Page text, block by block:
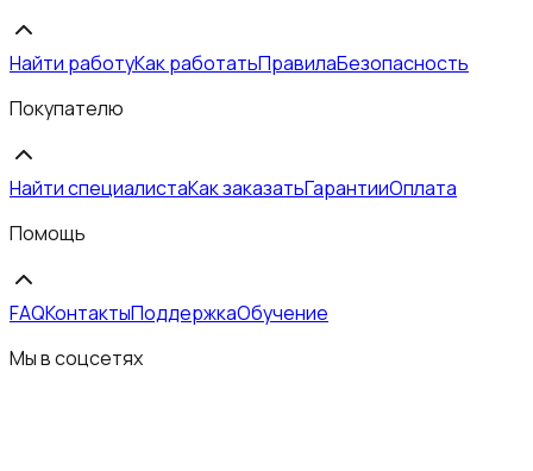
Найти работуКак работатьПравилаБезопасность
Покупателю
Найти специалистаКак заказатьГарантииОплата
Помощь
FAQКонтактыПоддержкаОбучение
Мы в соцсетях